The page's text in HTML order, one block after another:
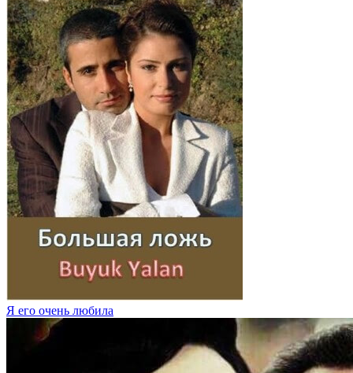
Я его очень любила